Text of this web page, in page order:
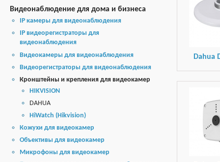
Видеонаблюдение для дома и бизнеса
IP камеры для видеонаблюдения
IP видеорегистраторы для
видеонаблюдения
Видеокамеры для видеонаблюдения
Видеорегистраторы для видеонаблюдения
Кронштейны и крепления для видеокамер
HIKVISION
DAHUA
HiWatch (Hikvision)
Кожухи для видеокамер
Объективы для видеокамер
Микрофоны для видеокамер
Dahua